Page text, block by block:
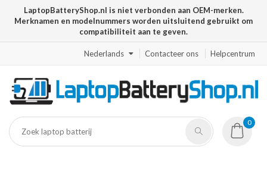
LaptopBatteryShop.nl is niet verbonden aan OEM-merken.
Merknamen en modelnummers worden uitsluitend gebruikt om
compatibiliteit aan te geven.
Nederlands Contacteer ons Helpcentrum
0